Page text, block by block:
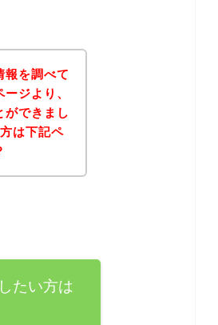
報を調べて
ジより、
ができまし
は下記ペ
たい方は